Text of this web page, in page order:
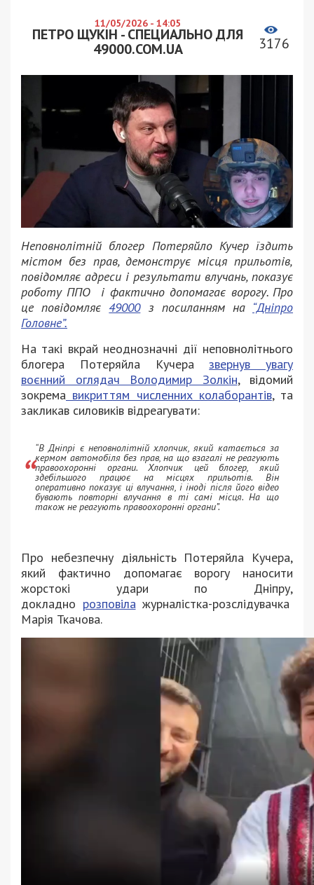
11/05/2026 - 14:05
ПЕТРО ЩУКІН - СПЕЦИАЛЬНО ДЛЯ
49000.COM.UA
3176
Неповнолітній блогер Потеряйло Кучер їздить
містом без прав, демонструє місця прильотів,
повідомляє адреси і результати влучань, показує
роботу ППО і фактично допомагає ворогу. Про
це повідомляє49000з посиланням на “Дніпро
Головне”.
На такі вкрай неоднозначні дії неповнолітнього
блогера Потеряйла Кучеразвернув увагу
воєнний оглядач Володимир Золкін, відомий
зокрема викриттям численних колаборантів, та
закликав силовиків відреагувати:
“В Дніпрі є неповнолітній хлопчик, який катається за
кермом автомобіля без прав, на що взагалі не реагують
правоохоронні органи. Хлопчик цей блогер, який
здебільшого працює на місцях прильотів. Він
оперативно показує ці влучання, і іноді після його відео
бувають повторні влучання в ті самі місця. На що
також не реагують правоохоронні органи”.
Про небезпечну діяльність Потеряйла Кучера,
який фактично допомагає ворогу наносити
жорстокі удари по Дніпру,
докладно розповілажурналістка-розслідувачка
Марія Ткачова.